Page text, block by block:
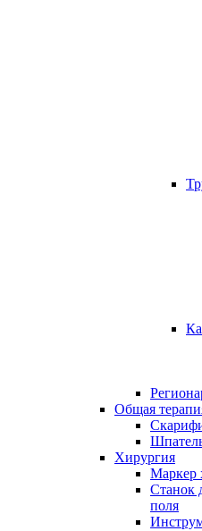
Общая
Хирургия
Маркер
Станок
поля